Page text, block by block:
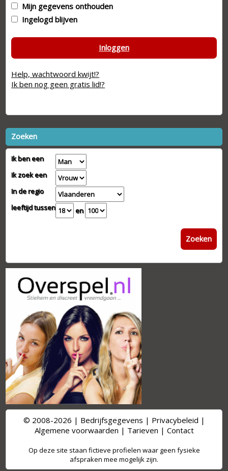
Mijn gegevens onthouden
Ingelogd blijven
Inloggen
Help, wachtwoord kwijt!?
Ik ben nog geen gratis lid!?
Zoeken
Ik ben een
Ik zoek een
In de regio
leeftijd tussen
en
Zoeken
© 2008-2026 | Bedrijfsgegevens | Privacybeleid |
Algemene voorwaarden | Tarieven | Contact
Op deze site staan fictieve profielen waar geen fysieke
afspraken mee mogelijk zijn.